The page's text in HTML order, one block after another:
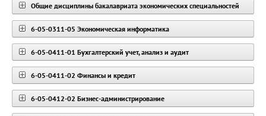
Общие дисциплины бакалавриата экономических специальностей
6-05-0311-05 Экономическая информатика
6-05-0411-01 Бухгалтерский учет, анализ и аудит
6-05-0411-02 Финансы и кредит
6-05-0412-02 Бизнес-администрирование